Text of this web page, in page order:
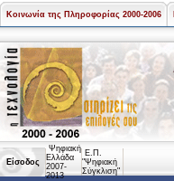
Κοινωνία της Πληροφορίας 2000-2006
Είσοδος
Ψηφιακή
Ελλάδα
2007-
2013
Ε.Π.
"Ψηφιακή
Σύγκλιση"